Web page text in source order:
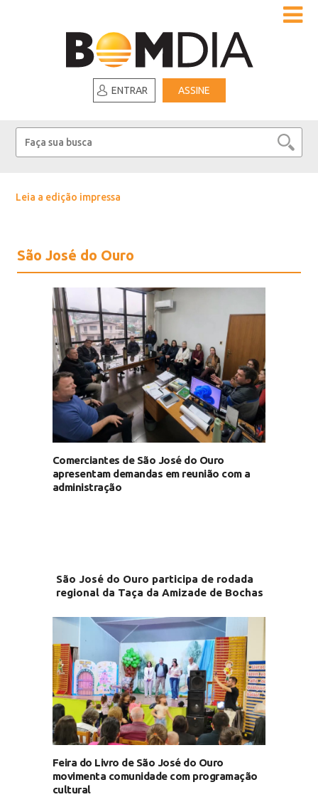
ENTRAR ASSINE
Leia a edição impressa
São José do Ouro
Comerciantes de São José do Ouro
apresentam demandas em reunião com a
administração
São José do Ouro participa de rodada
regional da Taça da Amizade de Bochas
Feira do Livro de São José do Ouro
movimenta comunidade com programação
cultural